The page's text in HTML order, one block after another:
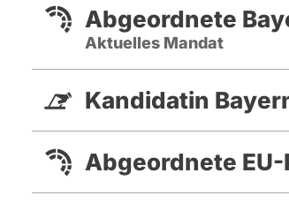
Abgeordnete
Aktuelles Mandat
Kandidatin
Abgeordnete